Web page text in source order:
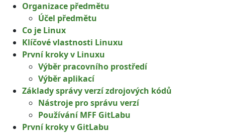
Organizace předmětu
Účel předmětu
Co je Linux
Klíčové vlastnosti Linuxu
První kroky v Linuxu
Výběr pracovního prostředí
Výběr aplikací
Základy správy verzí zdrojových kódů
Nástroje pro správu verzí
Používání MFF GitLabu
První kroky v GitLabu